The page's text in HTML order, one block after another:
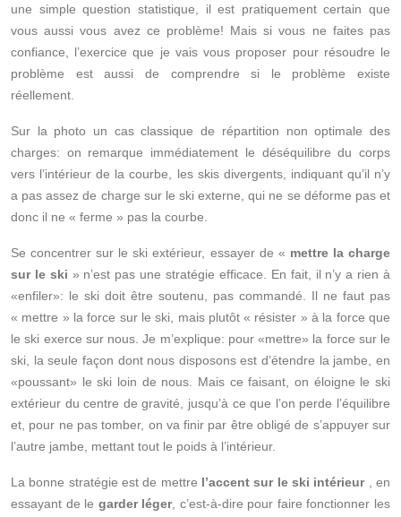
une simple question statistique, il est pratiquement certain que
vous aussi vous avez ce problème! Mais si vous ne faites pas
confiance, l’exercice que je vais vous proposer pour résoudre le
problème est aussi de comprendre si le problème existe
réellement.
Sur la photo un cas classique de répartition non optimale des
charges: on remarque immédiatement le déséquilibre du corps
vers l’intérieur de la courbe, les skis divergents, indiquant qu’il n’y
a pas assez de charge sur le ski externe, qui ne se déforme pas et
donc il ne « ferme » pas la courbe.
Se concentrer sur le ski extérieur, essayer de « mettre la charge
sur le ski » n’est pas une stratégie efficace. En fait, il n’y a rien à
«enfiler»: le ski doit être soutenu, pas commandé. Il ne faut pas
« mettre » la force sur le ski, mais plutôt « résister » à la force que
le ski exerce sur nous. Je m’explique: pour «mettre» la force sur le
ski, la seule façon dont nous disposons est d’étendre la jambe, en
«poussant» le ski loin de nous. Mais ce faisant, on éloigne le ski
extérieur du centre de gravité, jusqu’à ce que l’on perde l’équilibre
et, pour ne pas tomber, on va finir par être obligé de s’appuyer sur
l’autre jambe, mettant tout le poids à l’intérieur.
La bonne stratégie est de mettre l’accent sur le ski intérieur, en
essayant de le garder léger, c’est-à-dire pour faire fonctionner les